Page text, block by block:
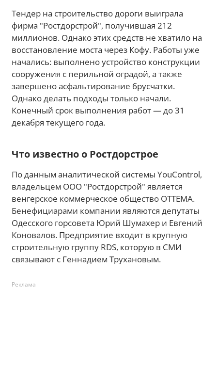
Тендер на строительство дороги выиграла
фирма "Ростдорстрой", получившая 212
миллионов. Однако этих средств не хватило на
восстановление моста через Кофу. Работы уже
начались: выполнено устройство конструкции
сооружения с перильной оградой, а также
завершено асфальтирование брусчатки.
Однако делать подходы только начали.
Конечный срок выполнения работ — до 31
декабря текущего года.
Что известно о Ростдорстрое
По данным аналитической системы YouControl,
владельцем ООО "Ростдорстрой" является
венгерское коммерческое общество ОТТЕМА.
Бенефициарами компании являются депутаты
Одесского горсовета Юрий Шумахер и Евгений
Коновалов. Предприятие входит в крупную
строительную группу RDS, которую в СМИ
связывают с Геннадием Трухановым.
Реклама